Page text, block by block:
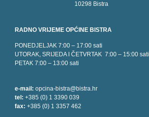
10298 Bistra
RADNO VRIJEME OPĆINE BISTRA
PONEDJELJAK 7:00 – 17:00 sati
UTORAK, SRIJEDA I ČETVRTAK 7:00 – 15:00 sati
PETAK 7:00 – 13:00 sati
e-mail: opcina-bistra@bistra.hr
tel: +385 (0) 1 3390 039
fax: +385 (0) 1 3357 462